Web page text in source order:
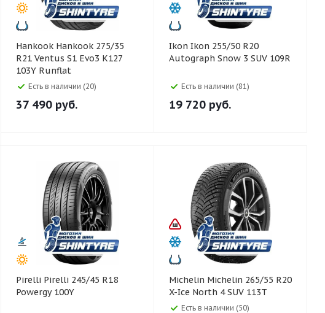
Hankook Hankook 275/35
R21 Ventus S1 Evo3 K127
103Y Runflat
Есть в наличии (20)
37 490 руб.
Ikon Ikon 255/50 R20
Autograph Snow 3 SUV 109R
Есть в наличии (81)
19 720 руб.
Pirelli Pirelli 245/45 R18
Powergy 100Y
Michelin Michelin 265/55 R20
X-Ice North 4 SUV 113T
Шипы
Есть в наличии (50)